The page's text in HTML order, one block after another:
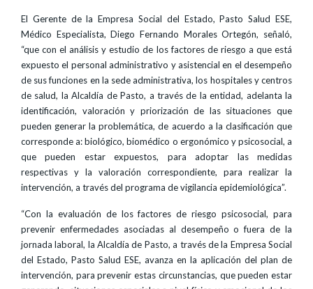
El Gerente de la Empresa Social del Estado, Pasto Salud ESE,
Médico Especialista, Diego Fernando Morales Ortegón, señaló,
“que con el análisis y estudio de los factores de riesgo a que está
expuesto el personal administrativo y asistencial en el desempeño
de sus funciones en la sede administrativa, los hospitales y centros
de salud, la Alcaldía de Pasto, a través de la entidad, adelanta la
identificación, valoración y priorización de las situaciones que
pueden generar la problemática, de acuerdo a la clasificación que
corresponde a: biológico, biomédico o ergonómico y psicosocial, a
que pueden estar expuestos, para adoptar las medidas
respectivas y la valoración correspondiente, para realizar la
intervención, a través del programa de vigilancia epidemiológica”.
“Con la evaluación de los factores de riesgo psicosocial, para
prevenir enfermedades asociadas al desempeño o fuera de la
jornada laboral, la Alcaldía de Pasto, a través de la Empresa Social
del Estado, Pasto Salud ESE, avanza en la aplicación del plan de
intervención, para prevenir estas circunstancias, que pueden estar